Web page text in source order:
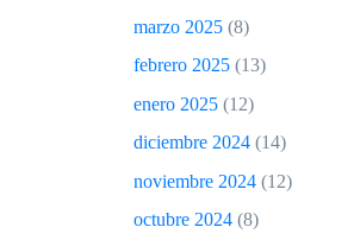
marzo 2025 (8)
febrero 2025 (13)
enero 2025 (12)
diciembre 2024 (14)
noviembre 2024 (12)
octubre 2024 (8)